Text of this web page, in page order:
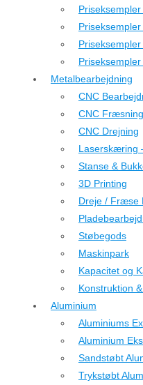
Metalbearbejdning
CNC
CNC Fræsning
CNC Drejning
Laserskæring
Stanse &
3D Printing
Dreje / Fræse
Støbegods
Maskinpark
Kapacitet og
Konstruktion
Aluminium
Aluminiums
Aluminium
Sandstøbt
Trykstøbt